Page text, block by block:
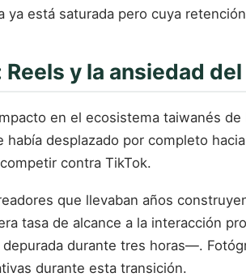
ya está saturada pero cuya
y la ansiedad
en el ecosistema taiwanés
había desplazado por completo
contra TikTok.
que llevaban años
tasa de alcance a la interacción
durante tres horas—.
durante esta transición.